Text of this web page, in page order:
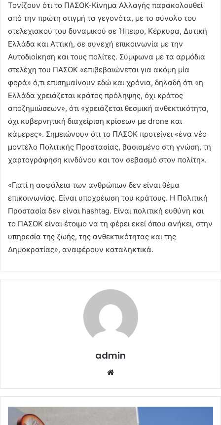
Τονίζουν ότι το ΠΑΣΟΚ-Κίνημα Αλλαγής παρακολουθεί
από την πρώτη στιγμή τα γεγονότα, με το σύνολο του
στελεχιακού του δυναμικού σε Ήπειρο, Κέρκυρα, Δυτική
Ελλάδα και Αττική, σε συνεχή επικοινωνία με την
Αυτοδιοίκηση και τους πολίτες. Σύμφωνα με τα αρμόδια
στελέχη του ΠΑΣΟΚ «επιβεβαιώνεται για ακόμη μία
φορά» ό,τι επισημαίνουν εδώ και χρόνια, δηλαδή ότι «η
Ελλάδα χρειάζεται κράτος πρόληψης, όχι κράτος
αποζημιώσεων», ότι «χρειάζεται θεσμική ανθεκτικότητα,
όχι κυβερνητική διαχείριση κρίσεων με drone και
κάμερες». Σημειώνουν ότι το ΠΑΣΟΚ προτείνει «ένα νέο
μοντέλο Πολιτικής Προστασίας, βασισμένο στη γνώση, τη
χαρτογράφηση κινδύνου και τον σεβασμό στον πολίτη».
«Γιατί η ασφάλεια των ανθρώπων δεν είναι θέμα
επικοινωνίας. Είναι υποχρέωση του κράτους. Η Πολιτική
Προστασία δεν είναι hashtag. Είναι πολιτική ευθύνη και
το ΠΑΣΟΚ είναι έτοιμο να τη φέρει εκεί όπου ανήκει, στην
υπηρεσία της ζωής, της ανθεκτικότητας και της
Δημοκρατίας», αναφέρουν καταληκτικά.
admin